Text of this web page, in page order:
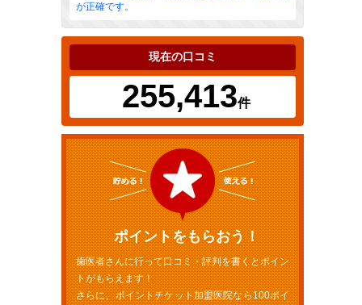
が正確です。
現在の口コミ
255,413件
ポイントをもらおう！
歯医者さんに行って口コミ・評判を書くとポイン
トがもらえます！
さらに、ポイントチケット加盟医院なら100ポイ